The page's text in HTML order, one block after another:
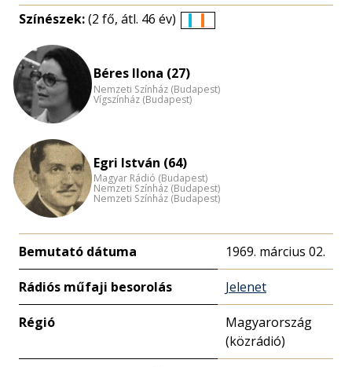
Színészek:(2 fő, átl. 46 év)
Béres Ilona (27)
Nemzeti Színház (Budapest)
Vígszínház (Budapest)
Egri István (64)
Magyar Rádió (Budapest)
Nemzeti Színház (Budapest)
Nemzeti Színház (Budapest)
Bemutató dátuma 1969. március 02.
Rádiós műfaji besorolás Jelenet
Régió
Magyarország
(közrádió)